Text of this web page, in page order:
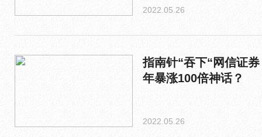
2022.05.26
指南针“吞下“网信证
年暴涨100倍神话？
2022.05.26